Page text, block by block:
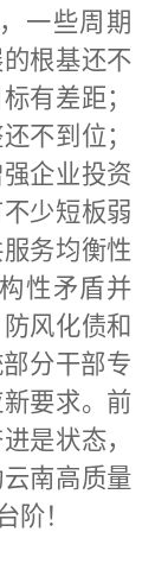
一些周期
根基还不
有差距；
不到位；
企业投资
少短板弱
务均衡性
性矛盾并
风化债和
分干部专
要求。前
是状态，
南高质量
阶！